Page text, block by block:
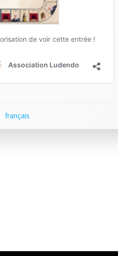
français